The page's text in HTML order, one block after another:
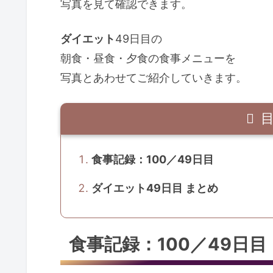
写真を見て確認できます。
ダイエット49日目の
朝食・昼食・夕食の食事メニューを
写真とあわせてご紹介していきます。
食事記録：100／49日目
ダイエット49日目 まとめ
食事記録：100／49日目